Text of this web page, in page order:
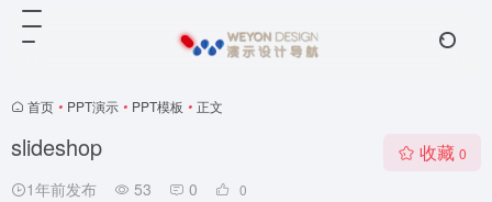
首页 • PPT演示 • PPT模板 • 正文
slideshop
1年前发布 53 0 0
收藏 0